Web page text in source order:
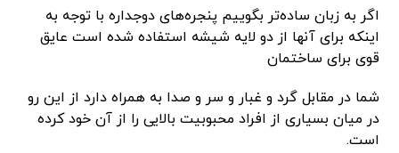
اگر به زبان ساده‌تر بگوییم پنجره‌های دوجداره با توجه به
اینکه برای آنها از دو لایه شیشه استفاده شده است عایق
قوی برای ساختمان
شما در مقابل گرد و غبار و سر و صدا به همراه دارد از این رو
در میان بسیاری از افراد محبوبیت بالایی را از آن خود کرده
است.